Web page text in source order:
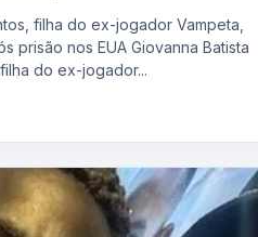
filha do ex-jogador Vampeta,
prisão nos EUA Giovanna Batista
do ex-jogador...